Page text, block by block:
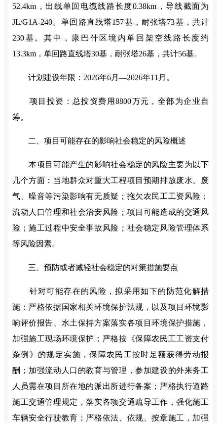
52.4km，出线单回电缆线路长度0.38km ，导线截面为
JL/G1A-240。单回路直线塔157基，耐张塔73基，共计
230基。其中，康巴什区境内单回架空线路长度约
13.3km，单回路直线塔30基，耐张塔26基，共计56基。
计划建设年限： 2026年6月—2026年11月。
项目投资：总投资费用8800万元，全部为企业自
筹。
二、项目可能存在的影响社会稳定的风险概述
本项目可能产生的影响社会稳定的风险主要为以下
几个方面：当地群众对重大工程项目预期排放废水、废
气、噪音等污染影响有无质疑；拖欠农民工工资风险；
流动人口管理和社会治安风险；项目可能造成的交通风
险；施工过程中安全事故风险；社会稳定风险管理体系
等风险因素。
三、预防或者减轻社会稳定的对策措施要点
针对可能存在的风险，拟采用如下的防范化解措
施：严格依据国家相关环境保护法规，以及项目环境影
响评价报告、水土保持方案落实各项目环境保护措施，
加强施工现场环境保护；严格按《保障农民工工资支付
条例》的规定实施，保障农民工按时足额获得劳动报
酬；加强流动人口的教育与管理，参加建设的外来务工
人员需在项目所在地的派出所进行备案；严格执行道路
施工交通管理规定，落实各项交通疏导工作，强化施工
车辆安全行驶教育；严格依法、依规、按章施工，加强